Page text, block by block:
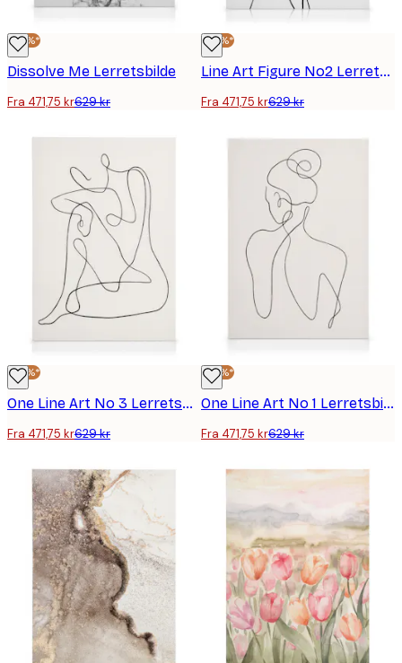
-25%*
Dissolve Me Lerretsbilde
Fra 471,75 kr629 kr
-25%*
Line Art Figure No2 Lerretsbilde
Fra 471,75 kr629 kr
-25%*
One Line Art No 3 Lerretsbilde
Fra 471,75 kr629 kr
-25%*
One Line Art No 1 Lerretsbilde
Fra 471,75 kr629 kr